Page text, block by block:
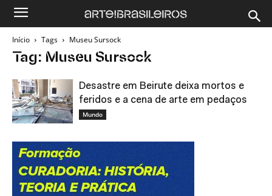
Início Tags Museu Sursock
Tag: Museu Sursock
Desastre em Beirute deixa mortos e
feridos e a cena de arte em pedaços
Mundo